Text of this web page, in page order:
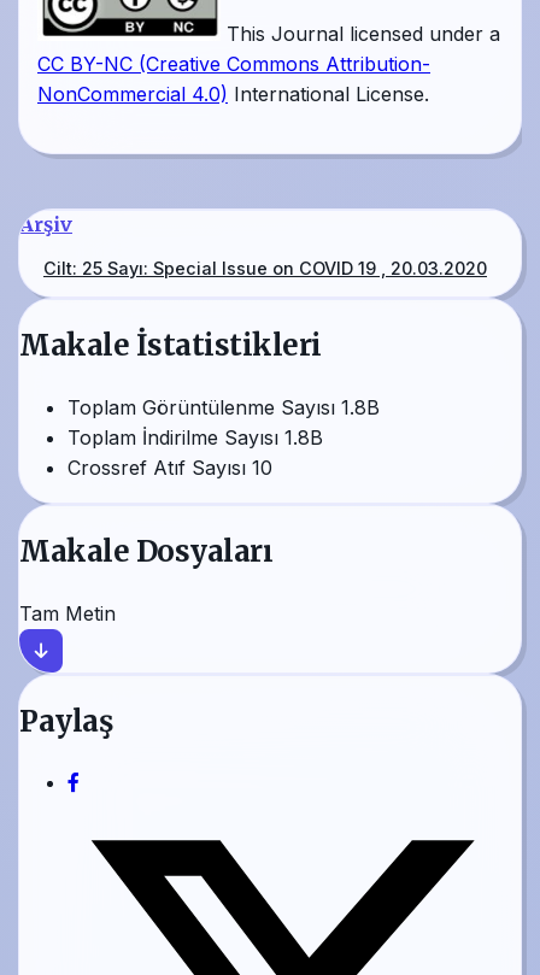
This Journal licensed under a
CC BY-NC (Creative Commons Attribution-
NonCommercial 4.0) International License.
Arşiv
Cilt: 25 Sayı: Special Issue on COVID 19 , 20.03.2020
Makale İstatistikleri
Toplam Görüntülenme Sayısı 1.8B
Toplam İndirilme Sayısı 1.8B
Crossref Atıf Sayısı 10
Makale Dosyaları
Tam Metin
Paylaş